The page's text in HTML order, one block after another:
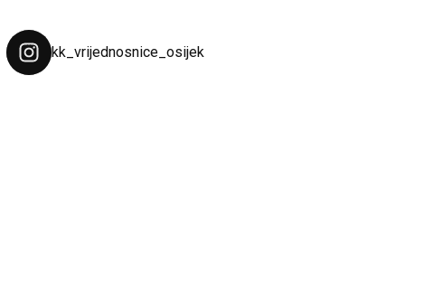
kk_vrijednosnice_osijek